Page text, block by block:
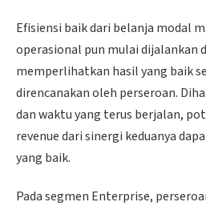
Efisiensi baik dari belanja modal
operasional pun mulai dijalankan
memperlihatkan hasil yang baik
direncanakan oleh perseroan.
dan waktu yang terus berjalan,
revenue dari sinergi keduanya
yang baik.
Pada segmen Enterprise,